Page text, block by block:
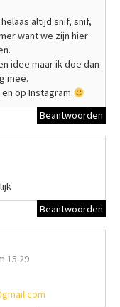
altijd snif, snif,
want we zijn hier
idee maar ik doe dan
mee.
op Instagram
Beantwoorden
Beantwoorden
15:29